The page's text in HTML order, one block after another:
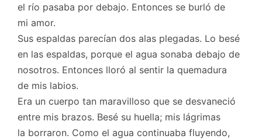
el río pasaba por debajo. Entonces se burló de
mi amor.
Sus espaldas parecían dos alas plegadas. Lo besé
en las espaldas, porque el agua sonaba debajo de
nosotros. Entonces lloró al sentir la quemadura
de mis labios.
Era un cuerpo tan maravilloso que se desvaneció
entre mis brazos. Besé su huella; mis lágrimas
la borraron. Como el agua continuaba fluyendo,